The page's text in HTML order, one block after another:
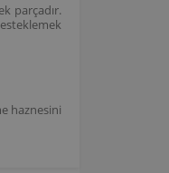
parçadır.
haznesini